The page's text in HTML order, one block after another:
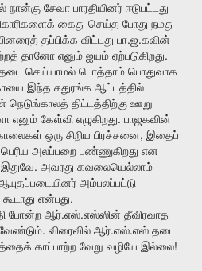
நான்கு சேவா பாரதியினர் ஈடுபட்டது
கைது செய்த போது நமது
தப்பிக்க விட்டது பா.ஜ.கவின்
தானோ எனும் ஐயம் ஏற்படுகிறது.
செய்யாமல் பொத்தாம் பொதுவாக
இந்த சதுரங்க ஆட்டத்தில்
நெடுங்காலத் திட்டத்திற்கு ஊறு
எனும் கேள்வி எழுகிறது. பாஜகவின்
ஒரு சிறிய பிரச்சனை, இதைப்
பெரிய அலப்பறை பண்ணுகிறது என
இதுவே. அவரது கவலையெல்லாம்
அம்பலப்பட்டு
கூடாது என்பது.
போன்ற ஆர்.எஸ்.எஸ்ஸின் தீவிரவாத
. விரைவில் ஆர்.எஸ்.எஸ் தடை
காப்பாற்ற வேறு வழியே இல்லை!